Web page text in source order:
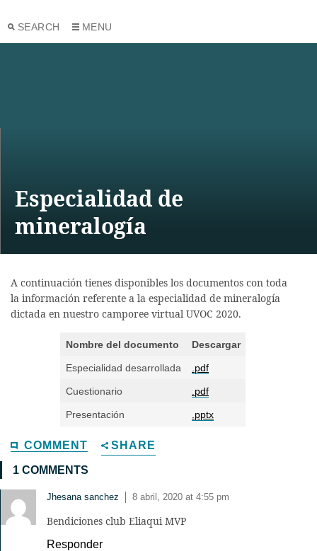
SEARCH MENU
Especialidad de
mineralogía
A continuación tienes disponibles los documentos con toda
la información referente a la especialidad de mineralogía
dictada en nuestro camporee virtual UVOC 2020.
Nombre del documento Descargar
Especialidad desarrollada .pdf
Cuestionario .pdf
Presentación .pptx
COMMENT SHARE
1 COMMENTS
Jhesana sanchez 8 abril, 2020 at 4:55 pm
Bendiciones club Eliaqui MVP
Responder